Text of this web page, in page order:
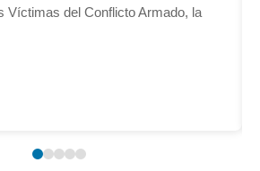
Víctimas del Conflicto Armado, la